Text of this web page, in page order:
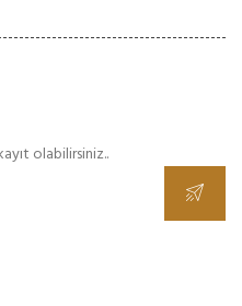
olabilirsiniz..